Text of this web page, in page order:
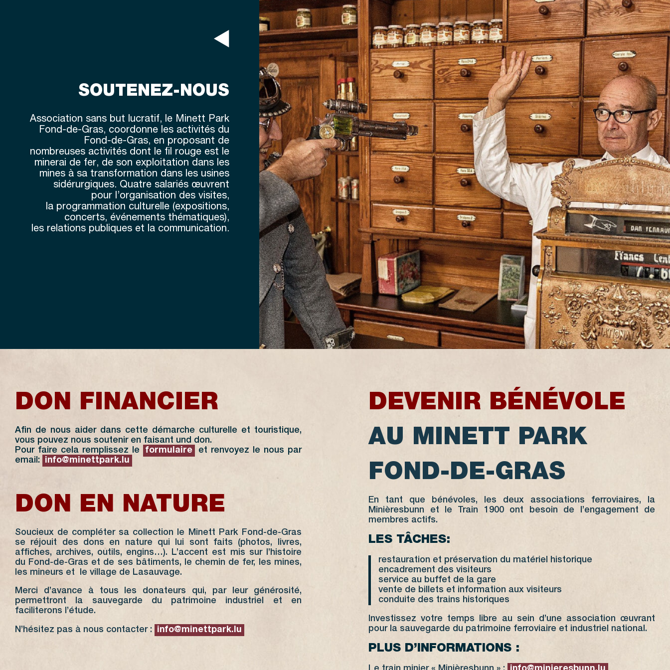
SOUTENEZ-NOUS
Association sans but lucratif, le Minett Park
Fond-de-Gras, coordonne les activités du
Fond-de-Gras, en proposant de
nombreuses activités dont le fil rouge est le
minerai de fer, de son exploitation dans les
mines à sa transformation dans les usines
sidérurgiques. Quatre salariés œuvrent
pour l’organisation des visites,
la programmation culturelle (expositions,
concerts, événements thématiques),
les relations publiques et la communication.
DON FINANCIER
Afin de nous aider dans cette démarche culturelle et touristique,
vous pouvez nous soutenir en faisant und don.
Pour faire cela remplissez le
formulaire
et renvoyez le nous par
email:
info@minettpark.lu
DON EN NATURE
Soucieux de compléter sa collection le Minett Park Fond-de-Gras
se réjouit des dons en nature qui lui sont faits (photos, livres,
affiches, archives, outils, engins…). L’accent est mis sur l’histoire
du Fond-de-Gras et de ses bâtiments, le chemin de fer, les mines,
les mineurs et le village de Lasauvage.
Merci d’avance à tous les donateurs qui, par leur générosité,
permettront la sauvegarde du patrimoine industriel et en
faciliterons l’étude.
N’hésitez pas à nous contacter : info@minettpark.lu
DEVENIR BÉNÉVOLE
AU MINETT PARK
FOND-DE-GRAS
En tant que bénévoles, les deux associations ferroviaires, la
Minièresbunn et le Train 1900 ont besoin de l’engagement de
membres actifs.
LES TÂCHES:
restauration et préservation du matériel historique
encadrement des visiteurs
service au buffet de la gare
vente de billets et information aux visiteurs
conduite des trains historiques
Investissez votre temps libre au sein d’une association œuvrant
pour la sauvegarde du patrimoine ferroviaire et industriel national.
PLUS D’INFORMATIONS :